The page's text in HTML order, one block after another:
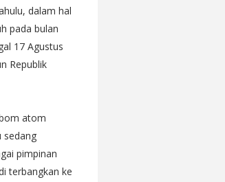
dalam hal
pada bulan
17 Agustus
Republik
atom
sedang
pimpinan
terbangkan ke